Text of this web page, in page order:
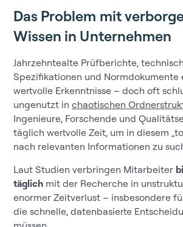
Das Problem mit
Wissen in Unternehmen
Jahrzehntealte Prüfberichte,
Spezifikationen und Normdokumente
wertvolle Erkenntnisse – doch oft
ungenutzt inchaotischen
Ingenieure, Forschende und
täglich wertvolle Zeit, um in diesem
nach relevanten Informationen zu
Laut Studien verbringen Mitarbeiter
täglich mit der Recherche in
enormer Zeitverlust – insbesondere
die schnelle, datenbasierte